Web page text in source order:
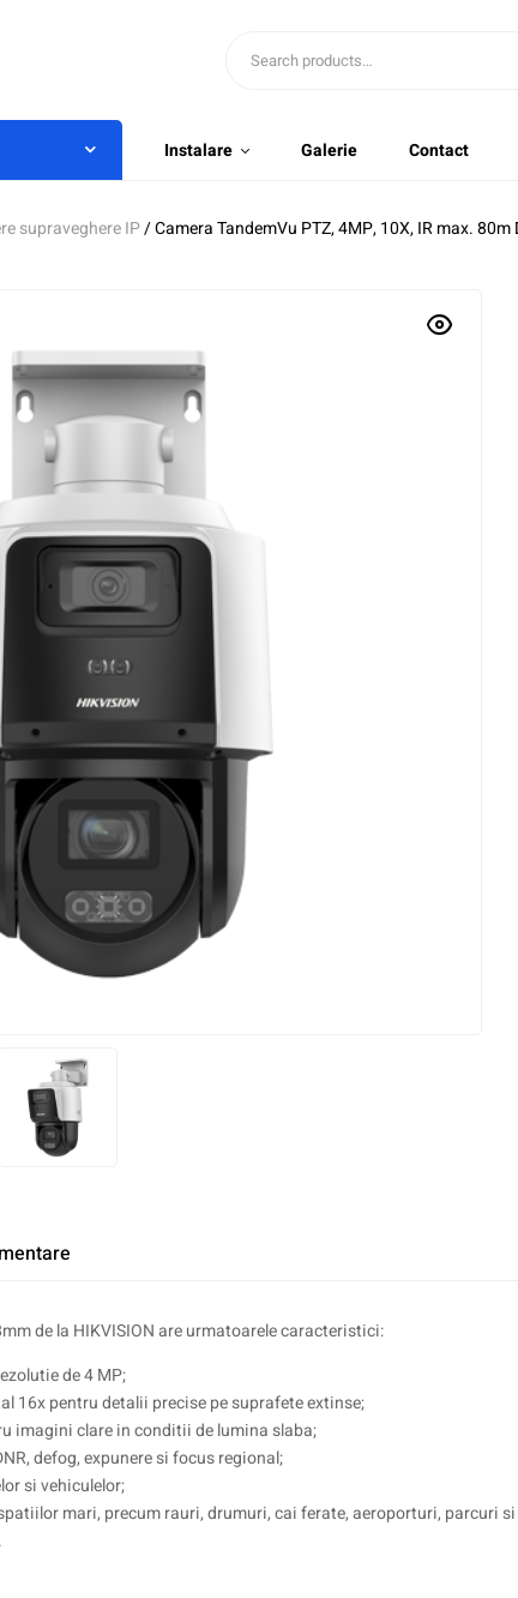
Instalare Galerie Contact
supraveghere IP/ Camera TandemVu PTZ, 4MP, 10X, IR max.
de la HIKVISION are urmatoarele caracteristici:
de 4 MP;
16x pentru detalii precise pe suprafete extinse;
imagini clare in conditii de lumina slaba;
defog, expunere si focus regional;
si vehiculelor;
mari, precum rauri, drumuri, cai ferate, aeroporturi, parcuri